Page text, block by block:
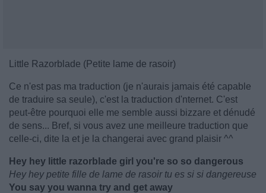
Little Razorblade (Petite lame de rasoir)
Ce n'est pas ma traduction (je n'aurais jamais été capable
de traduire sa seule), c'est la traduction d'nternet. C'est
peut-être pourquoi elle me semble aussi bizzare et dénudé
de sens... Bref, si vous avez une meilleure traduction que
celle-ci, dite la et je la changerai avec grand plaisir ^^
Hey hey little razorblade girl you're so so dangerous
Hey hey petite fille de lame de rasoir tu es si si dangereuse
You say you wanna try and get away